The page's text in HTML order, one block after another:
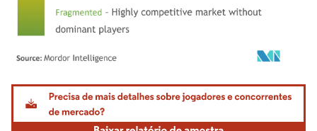
Imagem © Mordor Intelligence. O reuso requer atribuição conforme CC BY 4.0.